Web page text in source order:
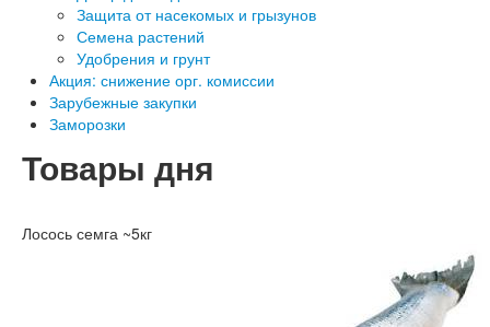
Защита от насекомых и грызунов
Семена растений
Удобрения и грунт
Акция: снижение орг. комиссии
Зарубежные закупки
Заморозки
Товары дня
Лосось семга ~5кг